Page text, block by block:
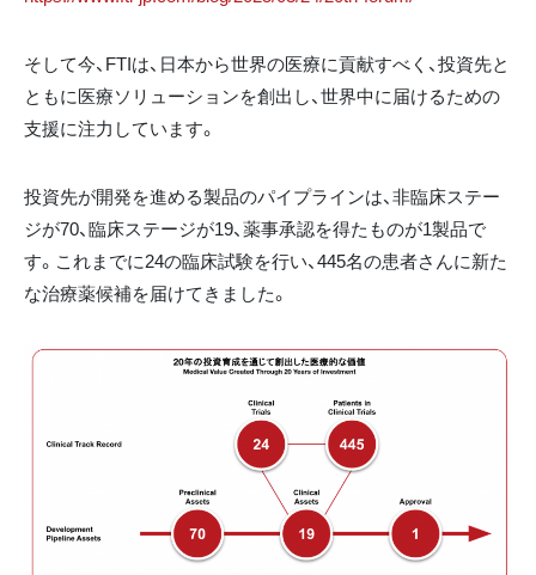
そして今、FTIは、日本から世界の医療に貢献すべく、投資先と
ともに医療ソリューションを創出し、世界中に届けるための
支援に注力しています。
投資先が開発を進める製品のパイプラインは、非臨床ステー
ジが70、臨床ステージが19、薬事承認を得たものが1製品で
す。これまでに24の臨床試験を行い、445名の患者さんに新た
な治療薬候補を届けてきました。